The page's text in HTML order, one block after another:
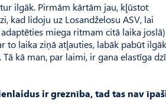
ilgāk. Pirmām kārtām jau, kļūstot
kad lidoju uz Losandželosu ASV, lai
miega ritmam citā laika joslā)
to laika ziņā atļauties, labāk pabūt ilgāk
kā man, par laimi, ir gana elastīga
ir greznība, tad tas nav